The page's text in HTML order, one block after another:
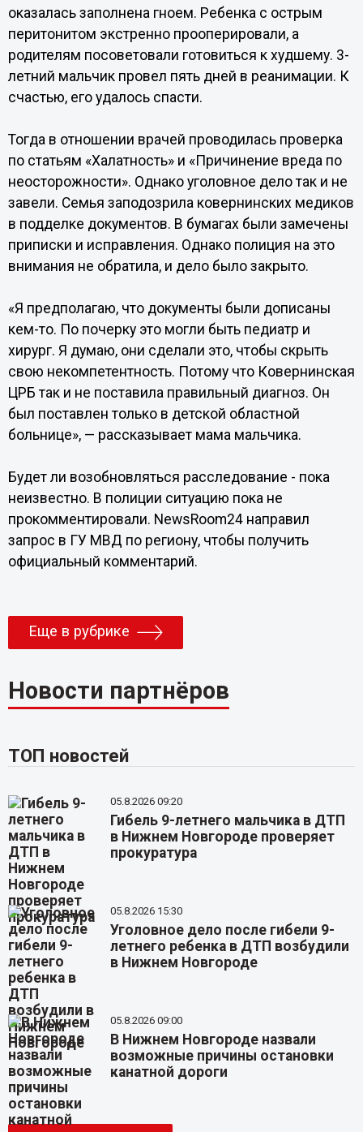
оказалась заполнена гноем. Ребенка с острым
перитонитом экстренно прооперировали, а
родителям посоветовали готовиться к худшему. 3-
летний мальчик провел пять дней в реанимации. К
счастью, его удалось спасти.
Тогда в отношении врачей проводилась проверка
по статьям «Халатность» и «Причинение вреда по
неосторожности». Однако уголовное дело так и не
завели. Семья заподозрила ковернинских медиков
в подделке документов. В бумагах были замечены
приписки и исправления. Однако полиция на это
внимания не обратила, и дело было закрыто.
«Я предполагаю, что документы были дописаны
кем-то. По почерку это могли быть педиатр и
хирург. Я думаю, они сделали это, чтобы скрыть
свою некомпетентность. Потому что Ковернинская
ЦРБ так и не поставила правильный диагноз. Он
был поставлен только в детской областной
больнице», — рассказывает мама мальчика.
Будет ли возобновляться расследование - пока
неизвестно. В полиции ситуацию пока не
прокомментировали. NewsRoom24 направил
запрос в ГУ МВД по региону, чтобы получить
официальный комментарий.
Еще в рубрике
Новости партнёров
ТОП новостей
05.8.2026 09:20
Гибель 9-летнего мальчика в ДТП
в Нижнем Новгороде проверяет
прокуратура
05.8.2026 15:30
Уголовное дело после гибели 9-
летнего ребенка в ДТП возбудили
в Нижнем Новгороде
05.8.2026 09:00
В Нижнем Новгороде назвали
возможные причины остановки
канатной дороги